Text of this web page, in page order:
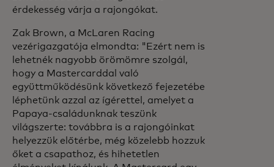
érdekesség várja a rajongókat.
Zak Brown, a McLaren Racing
vezérigazgatója elmondta: "Ezért nem is
lehetnék nagyobb örömömre szolgál,
hogy a Mastercarddal való
együttműködésünk következő fejezetébe
léphetünk azzal az ígérettel, amelyet a
Papaya-családunknak teszünk
világszerte: továbbra is a rajongóinkat
helyezzük előtérbe, még közelebb hozzuk
őket a csapathoz, és hihetetlen